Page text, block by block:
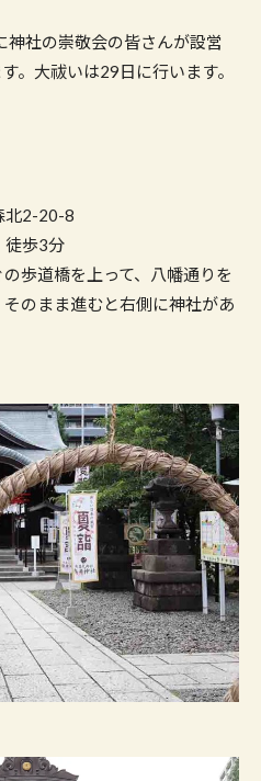
社の崇敬会の皆さんが設営
。大祓いは29日に行います。
北2-20-8
歩3分
歩道橋を上って、八幡通りを
のまま進むと右側に神社があ